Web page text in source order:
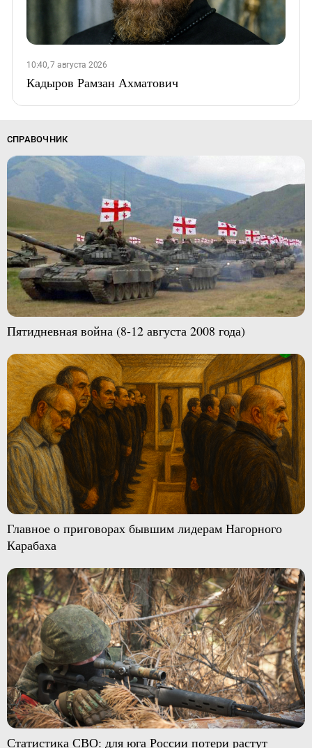
10:40, 7 августа 2026
Кадыров Рамзан Ахматович
СПРАВОЧНИК
Пятидневная война (8-12 августа 2008 года)
Главное о приговорах бывшим лидерам Нагорного
Карабаха
Статистика СВО: для юга России потери растут